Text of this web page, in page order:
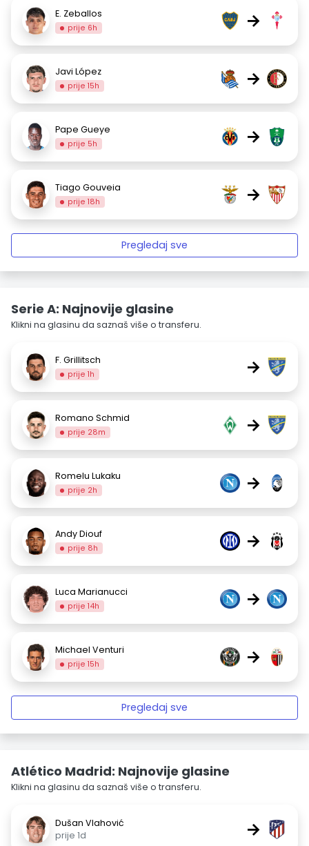
E. Zeballos
prije 6h →
Javi López
prije 15h →
Pape Gueye
prije 5h →
Tiago Gouveia
prije 18h →
Pregledaj sve
Serie A: Najnovije glasine
Klikni na glasinu da saznaš više o transferu.
F. Grillitsch
prije 1h →
Romano Schmid
prije 28m →
Romelu Lukaku
prije 2h →
Andy Diouf
prije 8h →
Luca Marianucci
prije 14h →
Michael Venturi
prije 15h →
Pregledaj sve
Atlético Madrid: Najnovije glasine
Klikni na glasinu da saznaš više o transferu.
Dušan Vlahović
prije 1d
→